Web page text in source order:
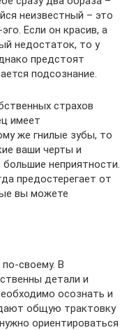
неизвестный – это
Если он красив, а
недостаток, то у
предстоят
подсознание.
страхов
имеет
же гнилые зубы, то
ваши черты и
неприятности.
предостерегает от
вы можете
своему. В
детали и
осознать и
общую трактовку
ориентироваться